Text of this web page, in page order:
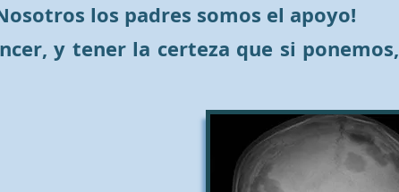
los padres somos el apoyo!
y tener la certeza que si